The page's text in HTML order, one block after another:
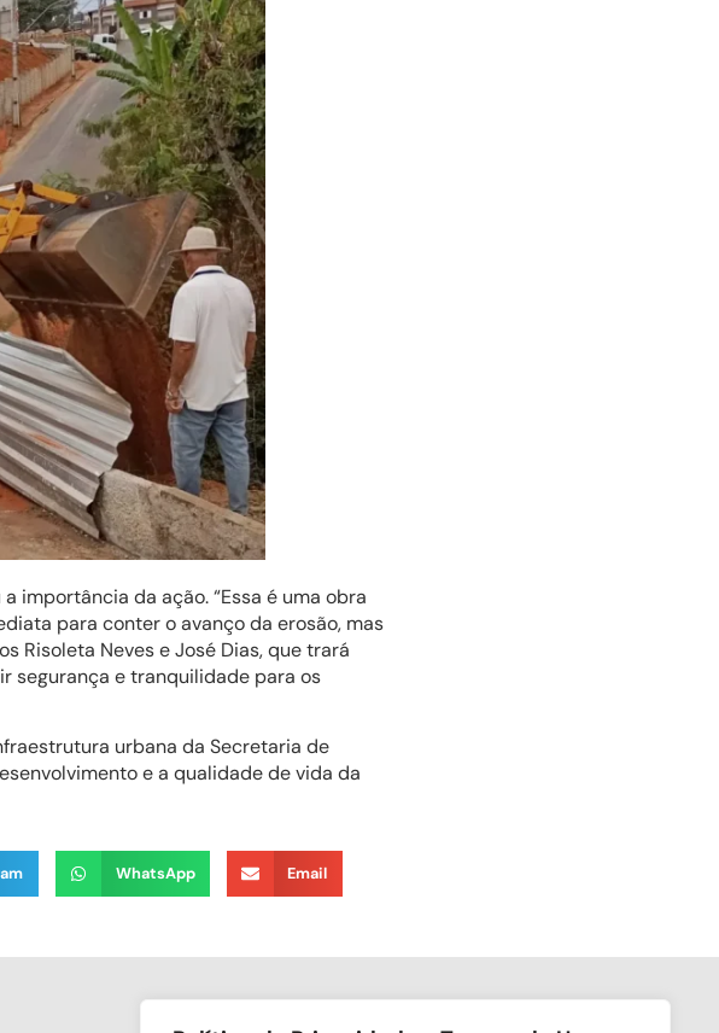
importância da ação. “Essa é uma obra
para conter o avanço da erosão, mas
Risoleta Neves e José Dias, que trará
segurança e tranquilidade para os
urbana da Secretaria de
e a qualidade de vida da
WhatsApp Email